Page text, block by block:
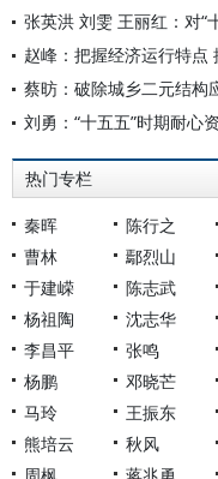
张英洪 刘雯 王丽红：对“
赵峰：把握经济运行特点
蔡昉：破除城乡二元结构
刘勇：“十五五”时期耐心
热门专栏
秦晖 陈行之
曹林
鄢烈山
于建嵘
陈志武
杨祖陶
沈志华
李昌平
张鸣
杨鹏
邓晓芒
马玲
王振东
熊培云
秋风